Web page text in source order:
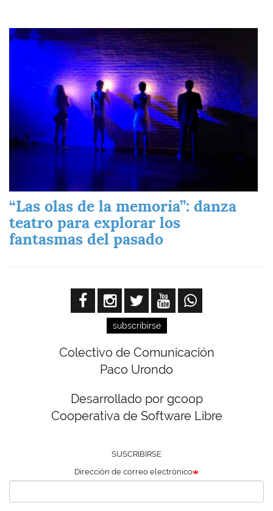
Imagen
“Las olas de la memoria”: danza
teatro para explorar los
fantasmas del pasado
subscribirse
Colectivo de Comunicación
Paco Urondo
Desarrollado por gcoop
Cooperativa de Software Libre
SUSCRIBIRSE
Dirección de correo electrónico